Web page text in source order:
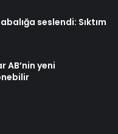
seslendi: Sıktım
AB’nin yeni